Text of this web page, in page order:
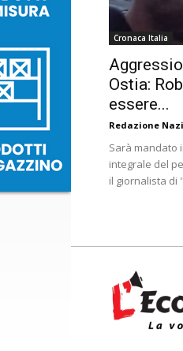
Cronaca Italia
Ostia:
essere...
Redazione
Sarà mandato
integrale del
il giornalista di